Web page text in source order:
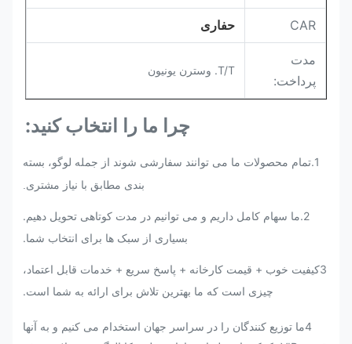
CAR حفاری
مدت
پرداخت:
T/T. وسترن یونیون
چرا ما را انتخاب کنید:
1. تمام محصولات ما می توانند سفارشی شوند از جمله لوگو، بسته
بندی مطابق با نیاز مشتری.
2. ما سهام کامل داریم و می توانیم در مدت کوتاهی تحویل دهیم.
بسیاری از سبک ها برای انتخاب شما.
3کیفیت خوب + قیمت کارخانه + پاسخ سریع + خدمات قابل اعتماد،
چیزی است که ما بهترین تلاش برای ارائه به شما است.
4ما توزیع کنندگان را در سراسر جهان استخدام می کنیم و به آنها